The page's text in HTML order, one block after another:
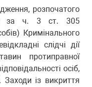
розпочатого
за ч. 3 ст. 305
Кримінального
слідчі дії
протиправної
осіб,
Заходи із викриття